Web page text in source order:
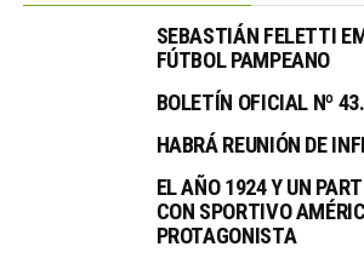
SEBASTIÁN FELETTI
FÚTBOL PAMPEANO
BOLETÍN OFICIAL Nº
HABRÁ REUNIÓN DE
EL AÑO 1924 Y UN
CON SPORTIVO
PROTAGONISTA